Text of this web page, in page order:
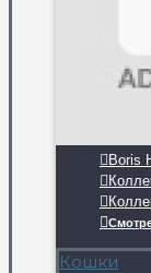
Boris
Кошки